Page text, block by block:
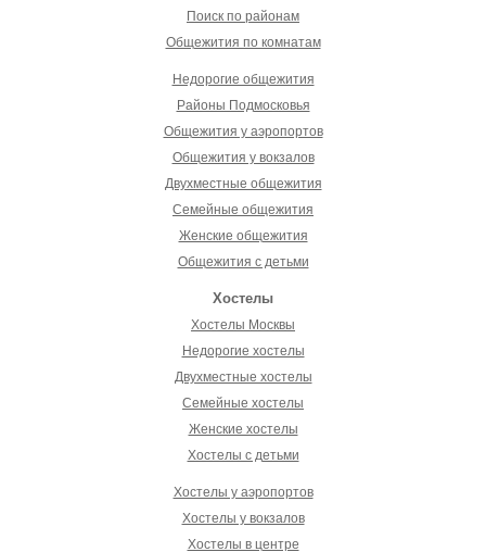
Поиск по районам
Общежития по комнатам
Недорогие общежития
Районы Подмосковья
Общежития у аэропортов
Общежития у вокзалов
Двухместные общежития
Семейные общежития
Женские общежития
Общежития с детьми
Хостелы
Хостелы Москвы
Недорогие хостелы
Двухместные хостелы
Семейные хостелы
Женские хостелы
Хостелы с детьми
Хостелы у аэропортов
Хостелы у вокзалов
Хостелы в центре